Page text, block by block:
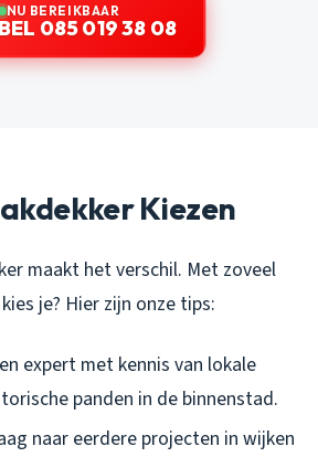
NU BEREIKBAAR
BEL 085 019 38 08
Kiezen
maakt het verschil. Met zoveel
je? Hier zijn onze tips:
expert met kennis van lokale
panden in de binnenstad.
naar eerdere projecten in wijken